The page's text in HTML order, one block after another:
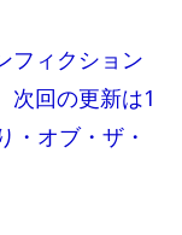
フィクション
次回の更新は1
・オブ・ザ・